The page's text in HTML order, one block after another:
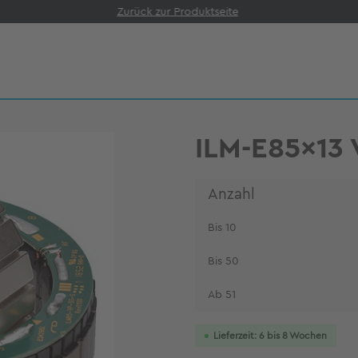
Zurück zur Produktseite
ILM-E85x13
Anzahl
Bis 10
Bis 50
Ab 51
Lieferzeit: 6 bis 8 Wochen